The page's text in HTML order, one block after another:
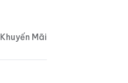
Khuyến Mãi